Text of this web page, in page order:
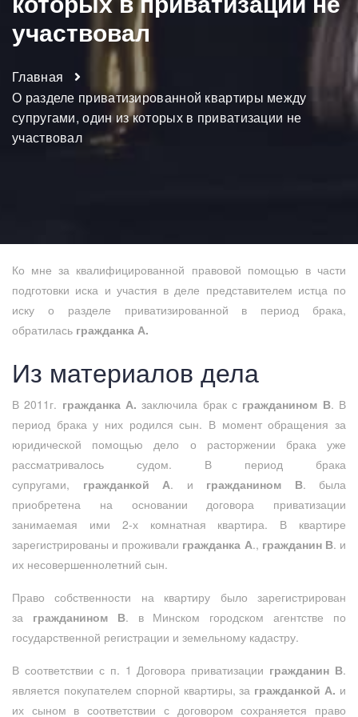
участвовал
Главная
О разделе приватизированной квартиры между
супругами, один из которых в приватизации не
участвовал
Ко мне за квалифицированной правовой помощью в части
подготовки иска и участия в деле представителем истца по
иску о разделе приватизированной в период брака,
обратилась гражданка А.
Из материалов дела
В 2011г. гражданка А. заключила брак с гражданином В. В
период брака у них родился сын. В момент обращения за
юридической помощью дело о расторжении брака уже
рассматривалось судом. В период брака
супругами, гражданкой А. и гражданином В. была
приобретена на основании договора приватизации
занимаемая ими 2-х комнатная квартира. В квартире
зарегистрированы и проживали гражданка А., гражданин В. и
их несовершеннолетний сын.
Право собственности на квартиру было зарегистрирован
за гражданином В. в Минском городском агентстве по
государственной регистрации и земельному кадастру.
В соответствии с п. 1 Договора приватизации гражданин В.
является покупателем спорной квартиры, за гражданкой А. и
их сыном в соответствии с договором сохраняется право